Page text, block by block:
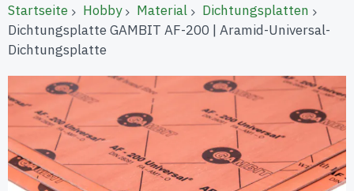
Startseite Hobby Material
Dichtungsplatten
Dichtungsplatte GAMBIT AF-200 | Aramid-Universal-
Dichtungsplatte
Ende
der
Bildgalerie
springen